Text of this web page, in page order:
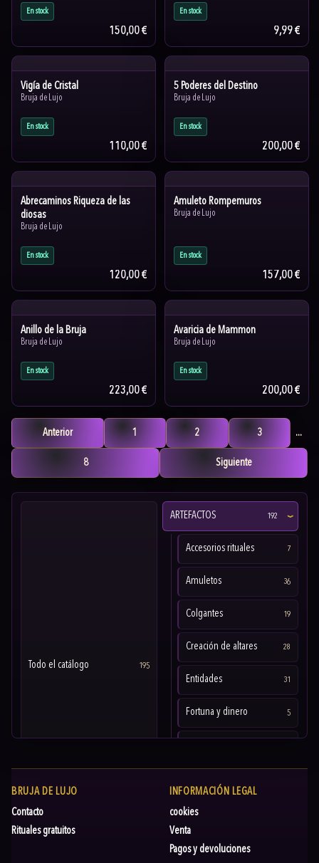
Todo el catálogo 195
ARTEFACTOS 192
Accesorios rituales 7
Amuletos 36
Colgantes 19
Creación de altares 28
Entidades 31
Fortuna y dinero 5
Tarot y Oráculos
En stock
150,00 €
En stock
9,99 €
Vigía de Cristal
Bruja de Lujo
En stock
110,00 €
5 Poderes del Destino
Bruja de Lujo
En stock
200,00 €
Abrecaminos Riqueza de las
diosas
Bruja de Lujo
En stock
120,00 €
Amuleto Rompemuros
Bruja de Lujo
En stock
157,00 €
Anillo de la Bruja
Bruja de Lujo
En stock
223,00 €
Avaricia de Mammon
Bruja de Lujo
En stock
200,00 €
Anterior 1 2 3 ...
8 Siguiente
BRUJA DE LUJO
Contacto
Rituales gratuitos
INFORMACIÓN LEGAL
cookies
Venta
Pagos y devoluciones